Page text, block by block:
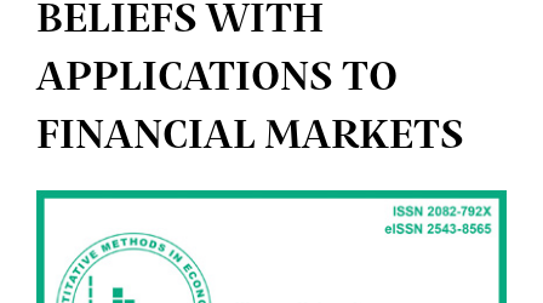
BELIEFS WITH
APPLICATIONS TO
FINANCIAL MARKETS
Sidebar